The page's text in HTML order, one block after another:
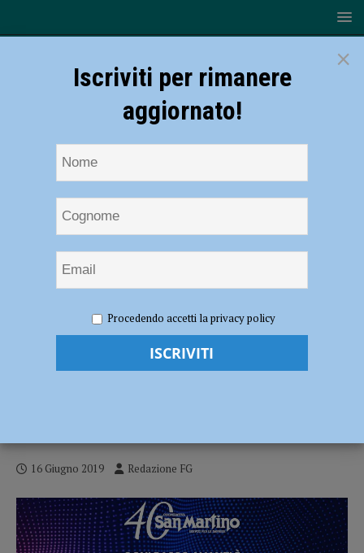
Manifestazioni private e polizia locale, Zandonella: “Già prevista la
modifica al regolamento”
Manifestazioni private e polizia locale,
16 Giugno 2019 Redazione FG
×
Iscriviti per rimanere
aggiornato!
Procedendo accetti la privacy policy